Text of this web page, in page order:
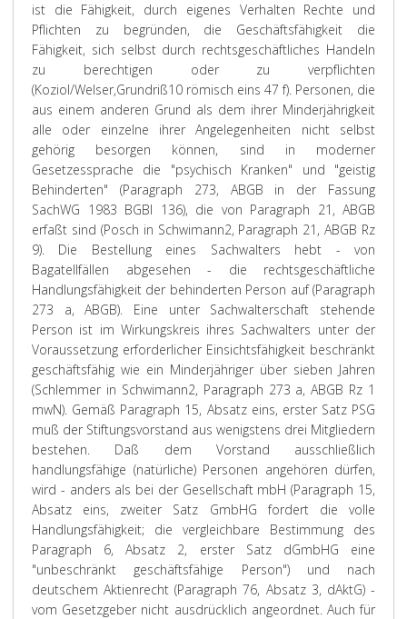
ist die Fähigkeit, durch eigenes Verhalten Rechte und
Pflichten zu begründen, die Geschäftsfähigkeit die
Fähigkeit, sich selbst durch rechtsgeschäftliches Handeln
zu berechtigen oder zu verpflichten
(Koziol/Welser,Grundriß10 römisch eins 47 f). Personen, die
aus einem anderen Grund als dem ihrer Minderjährigkeit
alle oder einzelne ihrer Angelegenheiten nicht selbst
gehörig besorgen können, sind in moderner
Gesetzessprache die "psychisch Kranken" und "geistig
Behinderten" (Paragraph 273, ABGB in der Fassung
SachWG 1983 BGBl 136), die von Paragraph 21, ABGB
erfaßt sind (Posch in Schwimann2, Paragraph 21, ABGB Rz
9). Die Bestellung eines Sachwalters hebt - von
Bagatellfällen abgesehen - die rechtsgeschäftliche
Handlungsfähigkeit der behinderten Person auf (Paragraph
273 a, ABGB). Eine unter Sachwalterschaft stehende
Person ist im Wirkungskreis ihres Sachwalters unter der
Voraussetzung erforderlicher Einsichtsfähigkeit beschränkt
geschäftsfähig wie ein Minderjähriger über sieben Jahren
(Schlemmer in Schwimann2, Paragraph 273 a, ABGB Rz 1
mwN). Gemäß Paragraph 15, Absatz eins, erster Satz PSG
muß der Stiftungsvorstand aus wenigstens drei Mitgliedern
bestehen. Daß dem Vorstand ausschließlich
handlungsfähige (natürliche) Personen angehören dürfen,
wird - anders als bei der Gesellschaft mbH (Paragraph 15,
Absatz eins, zweiter Satz GmbHG fordert die volle
Handlungsfähigkeit; die vergleichbare Bestimmung des
Paragraph 6, Absatz 2, erster Satz dGmbHG eine
"unbeschränkt geschäftsfähige Person") und nach
deutschem Aktienrecht (Paragraph 76, Absatz 3, dAktG) -
vom Gesetzgeber nicht ausdrücklich angeordnet. Auch für